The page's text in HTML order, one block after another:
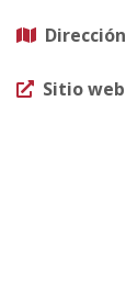
Dirección
Sitio web